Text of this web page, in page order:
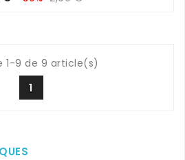
1-9 de 9 article(s)
1